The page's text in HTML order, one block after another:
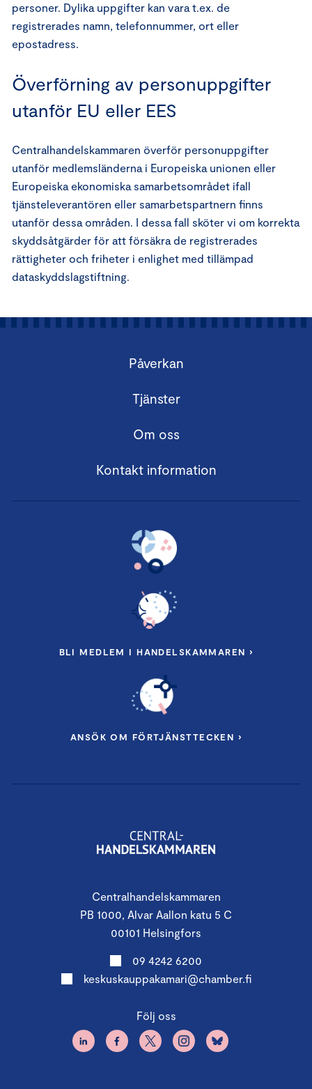
personer. Dylika uppgifter kan vara t.ex. de
registrerades namn, telefonnummer, ort eller
epostadress.
Överförning av personuppgifter
utanför EU eller EES
Centralhandelskammaren överför personuppgifter
utanför medlemsländerna i Europeiska unionen eller
Europeiska ekonomiska samarbetsområdet ifall
tjänsteleverantören eller samarbetspartnern finns
utanför dessa områden. I dessa fall sköter vi om korrekta
skyddsåtgärder för att försäkra de registrerades
rättigheter och friheter i enlighet med tillämpad
dataskyddslagstiftning.
Centralhandelskammaren
PB 1000, Alvar Aallon katu 5 C
00101 Helsingfors
09 4242 6200
keskuskauppakamari@chamber.fi
Följ oss
Påverkan
Tjänster
Om oss
Kontakt information
BLI MEDLEM I HANDELSKAMMAREN ›
ANSÖK OM FÖRTJÄNSTTECKEN ›